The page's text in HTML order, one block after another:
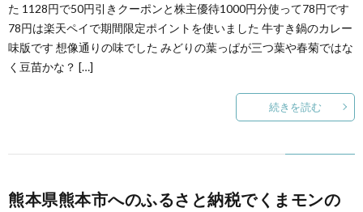
た 1128円で50円引きクーポンと株主優待1000円分使って78円です
78円は楽天ペイで期間限定ポイントを使いました 牛すき鍋のカレー
味版です 想像通りの味でした みどりの葉っぱが三つ葉や春菊ではな
く豆苗かな？ […]
続きを読む
熊本県熊本市へのふるさと納税でくまモンの